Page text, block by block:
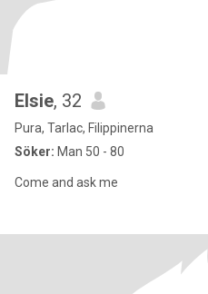
Elsie, 32
Pura, Tarlac, Filippinerna
Söker: Man 50 - 80
Come and ask me